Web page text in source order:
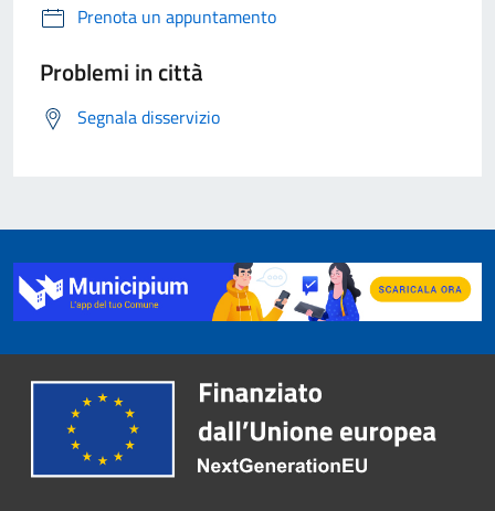
Prenota un appuntamento
Problemi in città
Segnala disservizio